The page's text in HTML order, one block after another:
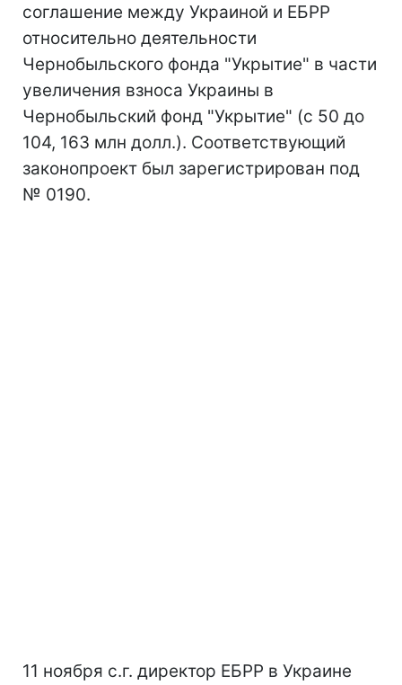
соглашение между Украиной и ЕБРР
относительно деятельности
Чернобыльского фонда "Укрытие" в части
увеличения взноса Украины в
Чернобыльский фонд "Укрытие" (с 50 до
104, 163 млн долл.). Соответствующий
законопроект был зарегистрирован под
№ 0190.
11 ноября с.г. директор ЕБРР в Украине